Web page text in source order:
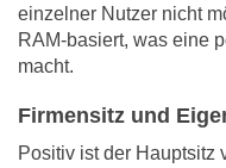
einzelner Nutzer nicht
RAM-basiert, was eine
macht.
Firmensitz und
Positiv ist der Hauptsitz